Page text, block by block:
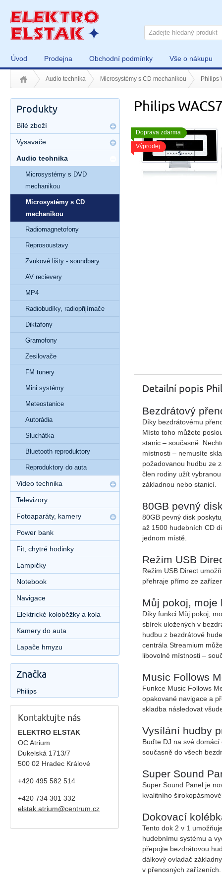
Úvod Prodejna Obchodní podmínky Vše o nákupu
Audio technika Microsystémy s CD mechanikou Philips
Philips
Doprava zdarma
Výprodej
Detailní popis
Bezdrátový
Díky bezdrátovému
Místo toho můžete
stanic – současně.
místnosti – nemusíte
požadovanou hudbu ze
člen rodiny užít
základnou nebo stanicí.
80GB pevný
80GB pevný disk
až 1500 hudebních CD
jednom místě.
Režim USB
Režim USB Direct
přehraje přímo ze
Můj pokoj, moje
Díky funkci Můj pokoj,
sbírek uložených v
hudbu z bezdrátové
centrála Streamium
libovolné místnosti –
Music Follows
Funkce Music Follows
opakované navigace a
skladba následovat
Vysílání hudby
Buďte DJ na své
současně do všech
Super Sound
Super Sound Panel je
kvalitního
Dokovací
Tento dok 2 v 1
hudebnímu systému a
přepojte bezdrátovou
dálkový ovladač
v přenosných zařízeních.
Produkty
Bílé zboží
Vysavače
Audio technika
Microsystémy s DVD
mechanikou
Microsystémy s CD
mechanikou
Radiomagnetofony
Reprosoustavy
Zvukové lišty - soundbary
AV recievery
MP4
Radiobudíky, radiopřijímače
Diktafony
Gramofony
Zesilovače
FM tunery
Mini systémy
Meteostanice
Autorádia
Sluchátka
Bluetooth reproduktory
Reproduktory do auta
Video technika
Televizory
Fotoaparáty, kamery
Power bank
Fit, chytré hodinky
Lampičky
Notebook
Navigace
Elektrické koloběžky a kola
Kamery do auta
Lapače hmyzu
Značka
Philips
Kontaktujte nás
ELEKTRO ELSTAK
OC Atrium
Dukelská 1713/7
500 02 Hradec Králové
+420 495 582 514
+420 734 301 332
elstak.atrium@centrum.cz